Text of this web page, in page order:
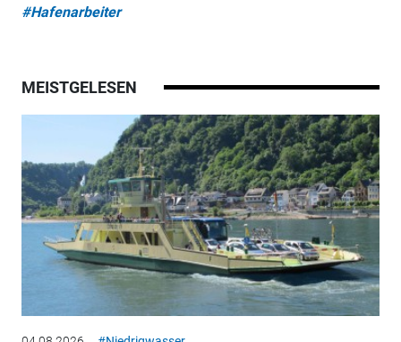
#Hafenarbeiter
MEISTGELESEN